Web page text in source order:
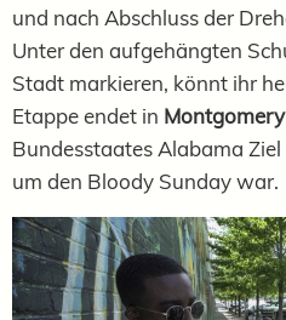
und nach Abschluss der
Unter den aufgehängten
Stadt markieren, könnt ihr
Etappe endet in Montgomery
Bundesstaates Alabama
um den Bloody Sunday war.